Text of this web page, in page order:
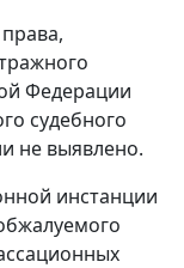
Федерации
судебного
не выявлено.
инстанции